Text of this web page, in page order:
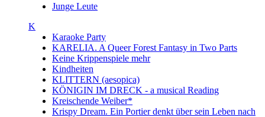
Junge Leute
K
Karaoke Party
KARELIA. A Queer Forest Fantasy in Two Parts
Keine Krippenspiele mehr
Kindheiten
KLITTERN (aesopica)
KÖNIGIN IM DRECK - a musical Reading
Kreischende Weiber*
Krispy Dream. Ein Portier denkt über sein Leben nach